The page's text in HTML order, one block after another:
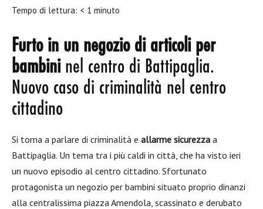
Tempo di lettura: < 1 minuto
Furto in un negozio di articoli per
bambininel centro di Battipaglia.
Nuovo caso di criminalità nel centro
cittadino
Si torna a parlare di criminalità e allarme sicurezza a
Battipaglia. Un tema tra i più caldi in città, che ha visto ieri
un nuovo episodio al centro cittadino. Sfortunato
protagonista un negozio per bambini situato proprio dinanzi
alla centralissima piazza Amendola, scassinato e derubato